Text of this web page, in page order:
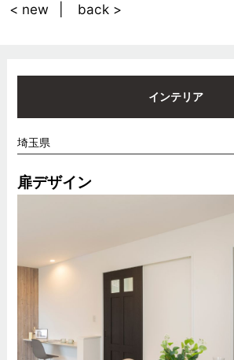
< new back >
インテリア
埼玉県
扉デザイン